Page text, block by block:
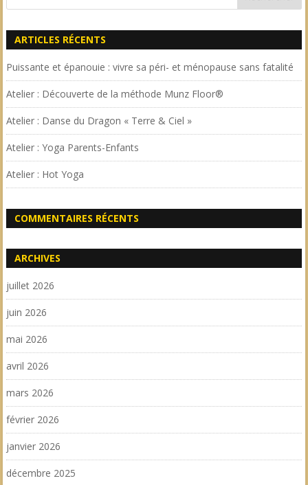
ARTICLES RÉCENTS
Puissante et épanouie : vivre sa péri- et ménopause sans fatalité
Atelier : Découverte de la méthode Munz Floor®
Atelier : Danse du Dragon « Terre & Ciel »
Atelier : Yoga Parents-Enfants
Atelier : Hot Yoga
COMMENTAIRES RÉCENTS
ARCHIVES
juillet 2026
juin 2026
mai 2026
avril 2026
mars 2026
février 2026
janvier 2026
décembre 2025